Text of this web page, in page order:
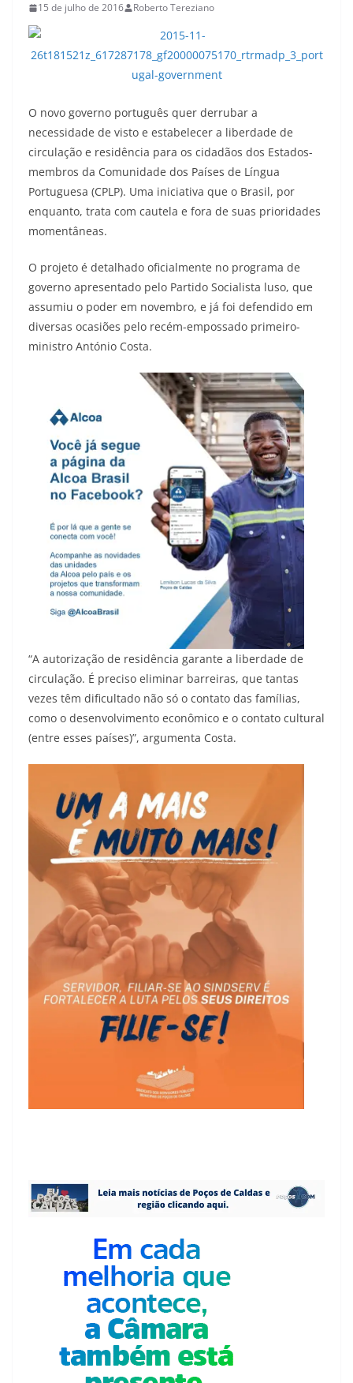
15 de julho de 2016 Roberto Tereziano
O novo governo português quer derrubar a
necessidade de visto e estabelecer a liberdade de
circulação e residência para os cidadãos dos Estados-
membros da Comunidade dos Países de Língua
Portuguesa (CPLP). Uma iniciativa que o Brasil, por
enquanto, trata com cautela e fora de suas prioridades
momentâneas.
O projeto é detalhado oficialmente no programa de
governo apresentado pelo Partido Socialista luso, que
assumiu o poder em novembro, e já foi defendido em
diversas ocasiões pelo recém-empossado primeiro-
ministro António Costa.
“A autorização de residência garante a liberdade de
circulação. É preciso eliminar barreiras, que tantas
vezes têm dificultado não só o contato das famílias,
como o desenvolvimento econômico e o contato cultural
(entre esses países)”, argumenta Costa.